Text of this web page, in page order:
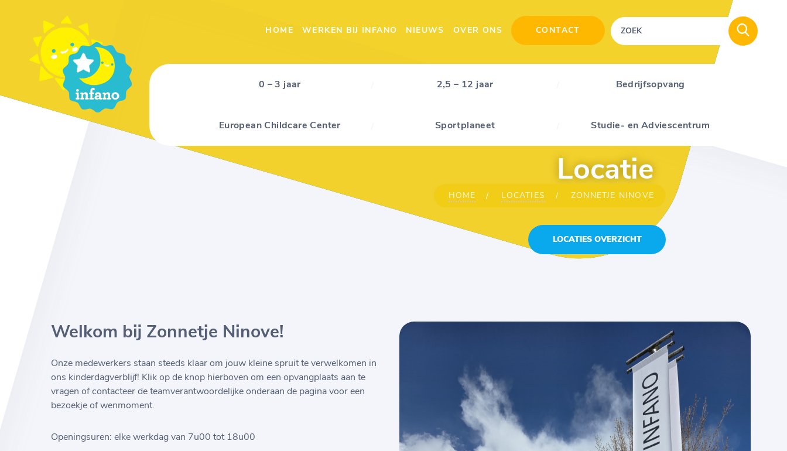
HOME WERKEN BIJ INFANO NIEUWS OVER ONS CONTACT
0 – 3 jaar 2,5 – 12 jaar Bedrijfsopvang
European Childcare Center Sportplaneet Studie- en Adviescentrum
Locatie
HOME LOCATIES ZONNETJE NINOVE
LOCATIES OVERZICHT
Welkom bij Zonnetje Ninove!
Onze medewerkers staan steeds klaar om jouw kleine spruit te verwelkomen in
ons kinderdagverblijf! Klik op de knop hierboven om een opvangplaats aan te
vragen of contacteer de teamverantwoordelijke onderaan de pagina voor een
bezoekje of wenmoment.
Openingsuren: elke werkdag van 7u00 tot 18u00